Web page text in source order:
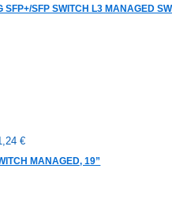
SFP+/SFP SWITCH L3 MANAGED
€
MANAGED, 19”